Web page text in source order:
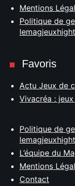
Mentions
Politique de
Favoris
Actu Jeux de
Vivacréa :
Politique de
L’équipe du
Mentions
Contact